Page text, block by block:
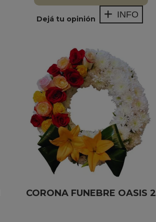
Dejá tu opinión INFO
CORONA FUNEBRE OASIS 2